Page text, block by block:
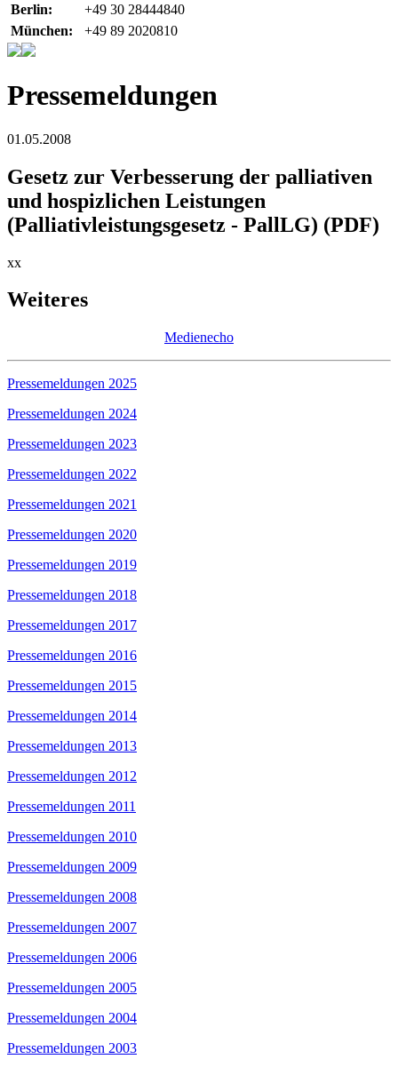
Berlin:
+49 30 28444840
München:
+49 89 2020810
Pressemeldungen
01.05.2008
Gesetz zur Verbesserung der palliativen
und hospizlichen Leistungen
(Palliativleistungsgesetz - PallLG) (PDF)
xx
Weiteres
Medienecho
Pressemeldungen 2025
Pressemeldungen 2024
Pressemeldungen 2023
Pressemeldungen 2022
Pressemeldungen 2021
Pressemeldungen 2020
Pressemeldungen 2019
Pressemeldungen 2018
Pressemeldungen 2017
Pressemeldungen 2016
Pressemeldungen 2015
Pressemeldungen 2014
Pressemeldungen 2013
Pressemeldungen 2012
Pressemeldungen 2011
Pressemeldungen 2010
Pressemeldungen 2009
Pressemeldungen 2008
Pressemeldungen 2007
Pressemeldungen 2006
Pressemeldungen 2005
Pressemeldungen 2004
Pressemeldungen 2003